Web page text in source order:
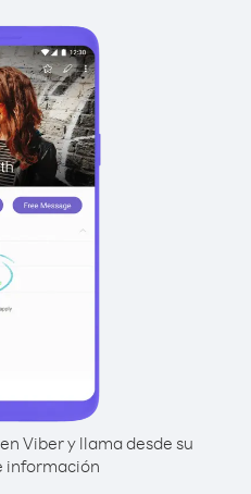
Viber y llama desde su
información